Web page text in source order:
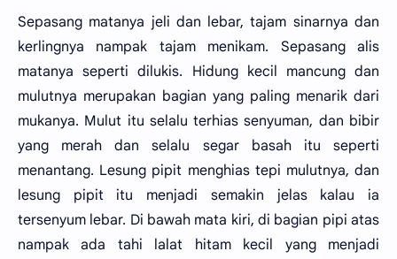
Sepasang matanya jeli dan lebar, tajam sinarnya dan
kerlingnya nampak tajam menikam. Sepasang alis
matanya seperti dilukis. Hidung kecil mancung dan
mulutnya merupakan bagian yang paling menarik dari
mukanya. Mulut itu selalu terhias senyuman, dan bibir
yang merah dan selalu segar basah itu seperti
menantang. Lesung pipit menghias tepi mulutnya, dan
lesung pipit itu menjadi semakin jelas kalau ia
tersenyum lebar. Di bawah mata kiri, di bagian pipi atas
nampak ada tahi lalat hitam kecil yang menjadi